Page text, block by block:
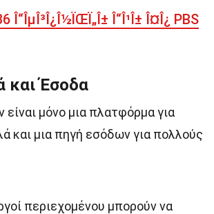
Î“ÎµÎ³Î¿Î½ÏŒÏ„Î± Î“Î¹Î± Î¤Î¿ PBS
και Έσοδα
είναι μόνο μια πλατφόρμα για
και μια πηγή εσόδων για πολλούς
περιεχομένου μπορούν να